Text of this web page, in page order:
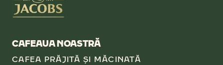
CAFEAUA NOASTRĂ
CAFEA PRĂJITĂ ŞI MĂCINATĂ